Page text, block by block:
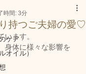
ケア
オイル）
持つご夫婦の愛♡
時間: 3分
います。
身体に様々な影響を